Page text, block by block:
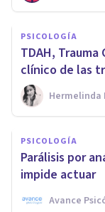
PSICOLOGÍA
TDAH,
clínico de las
Hermelinda
PSICOLOGÍA
Parálisis por
impide actuar
Avance